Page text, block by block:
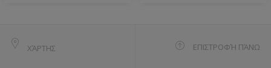
ΧΆΡΤΗΣ ΕΠΙΣΤΡΟΦΉ ΠΆΝΩ